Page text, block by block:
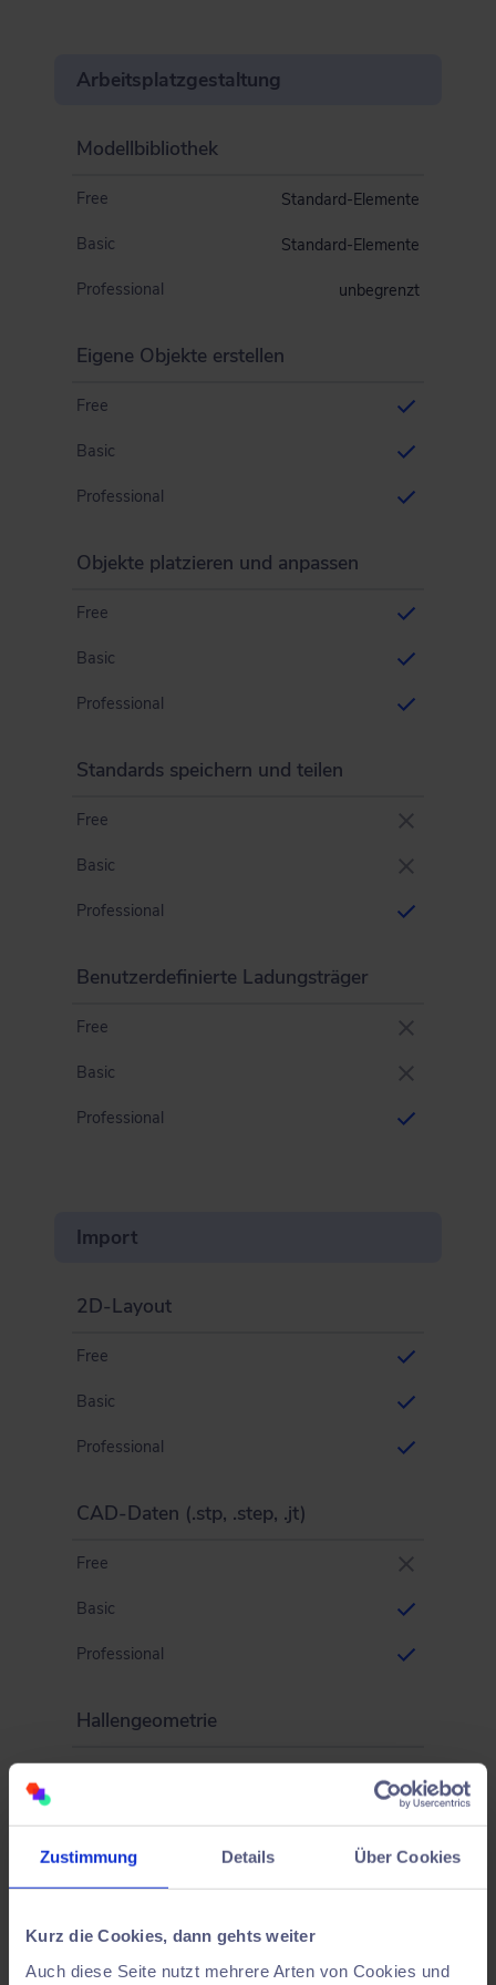
Zustimmung Details Über Cookies
Kurz die Cookies, dann gehts weiter
Auch diese Seite nutzt mehrere Arten von Cookies und
Arbeitsplatzgestaltung
Modellbibliothek
Free Standard-Elemente
Basic Standard-Elemente
Professional unbegrenzt
Eigene Objekte erstellen
Free
Basic
Professional
Objekte platzieren und anpassen
Free
Basic
Professional
Standards speichern und teilen
Free
Basic
Professional
Benutzerdefinierte Ladungsträger
Free
Basic
Professional
Import
2D-Layout
Free
Basic
Professional
CAD-Daten (.stp, .step, .jt)
Free
Basic
Professional
Hallengeometrie
Free
Professional
Punktwolken
Free